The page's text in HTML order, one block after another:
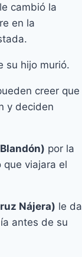
cambió la
en la
su hijo murió.
creer que
y deciden
por la
que viajara el
Nájera) le da
antes de su